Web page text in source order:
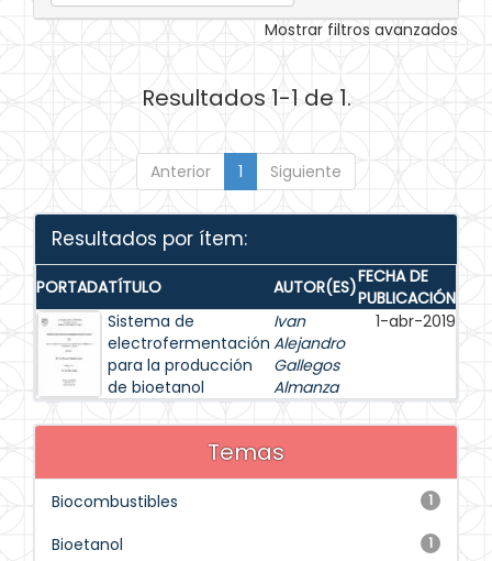
Mostrar filtros avanzados
Resultados 1-1 de 1.
Anterior 1 Siguiente
Resultados por ítem:
PORTADATÍTULO AUTOR(ES)FECHA DE
PUBLICACIÓN
Sistema de
electrofermentación
para la producción
de bioetanol
Ivan
Alejandro
Gallegos
Almanza
1-abr-2019
Temas
1
Biocombustibles
1
Bioetanol